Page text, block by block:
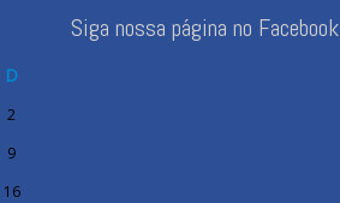
D
2
9
16
Siga nossa página no Facebook